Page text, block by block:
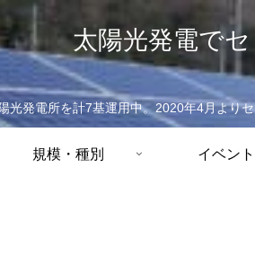
太陽光発電で
光発電所を計7基運用中。2020年4月より
規模・種別 イベント